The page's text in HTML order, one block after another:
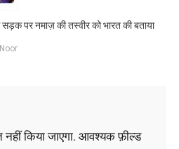
पर नमाज़ की तस्वीर को भारत की बताया
किया जाएगा. आवश्यक फ़ील्ड